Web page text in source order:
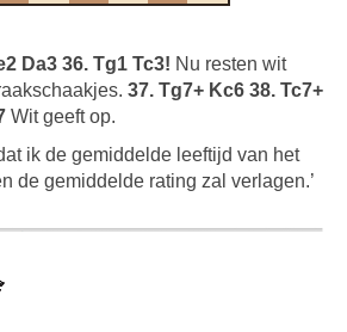
Da3 36. Tg1 Tc3! Nu resten wit
37. Tg7+ Kc6 38. Tc7+
Wit geeft op.
ik de gemiddelde leeftijd van het
de gemiddelde rating zal verlagen.’